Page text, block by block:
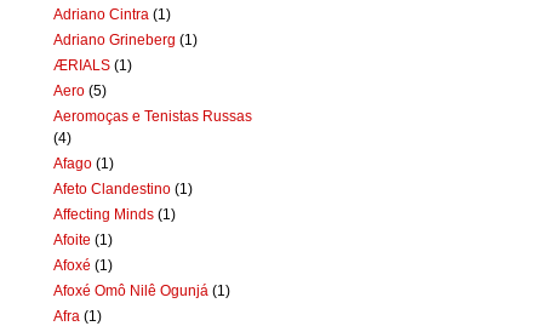
Adriano Cintra (1)
Adriano Grineberg (1)
ÆRIALS (1)
Aero (5)
Aeromoças e Tenistas Russas
(4)
Afago (1)
Afeto Clandestino (1)
Affecting Minds (1)
Afoite (1)
Afoxé (1)
Afoxé Omô Nilê Ogunjá (1)
Afra (1)